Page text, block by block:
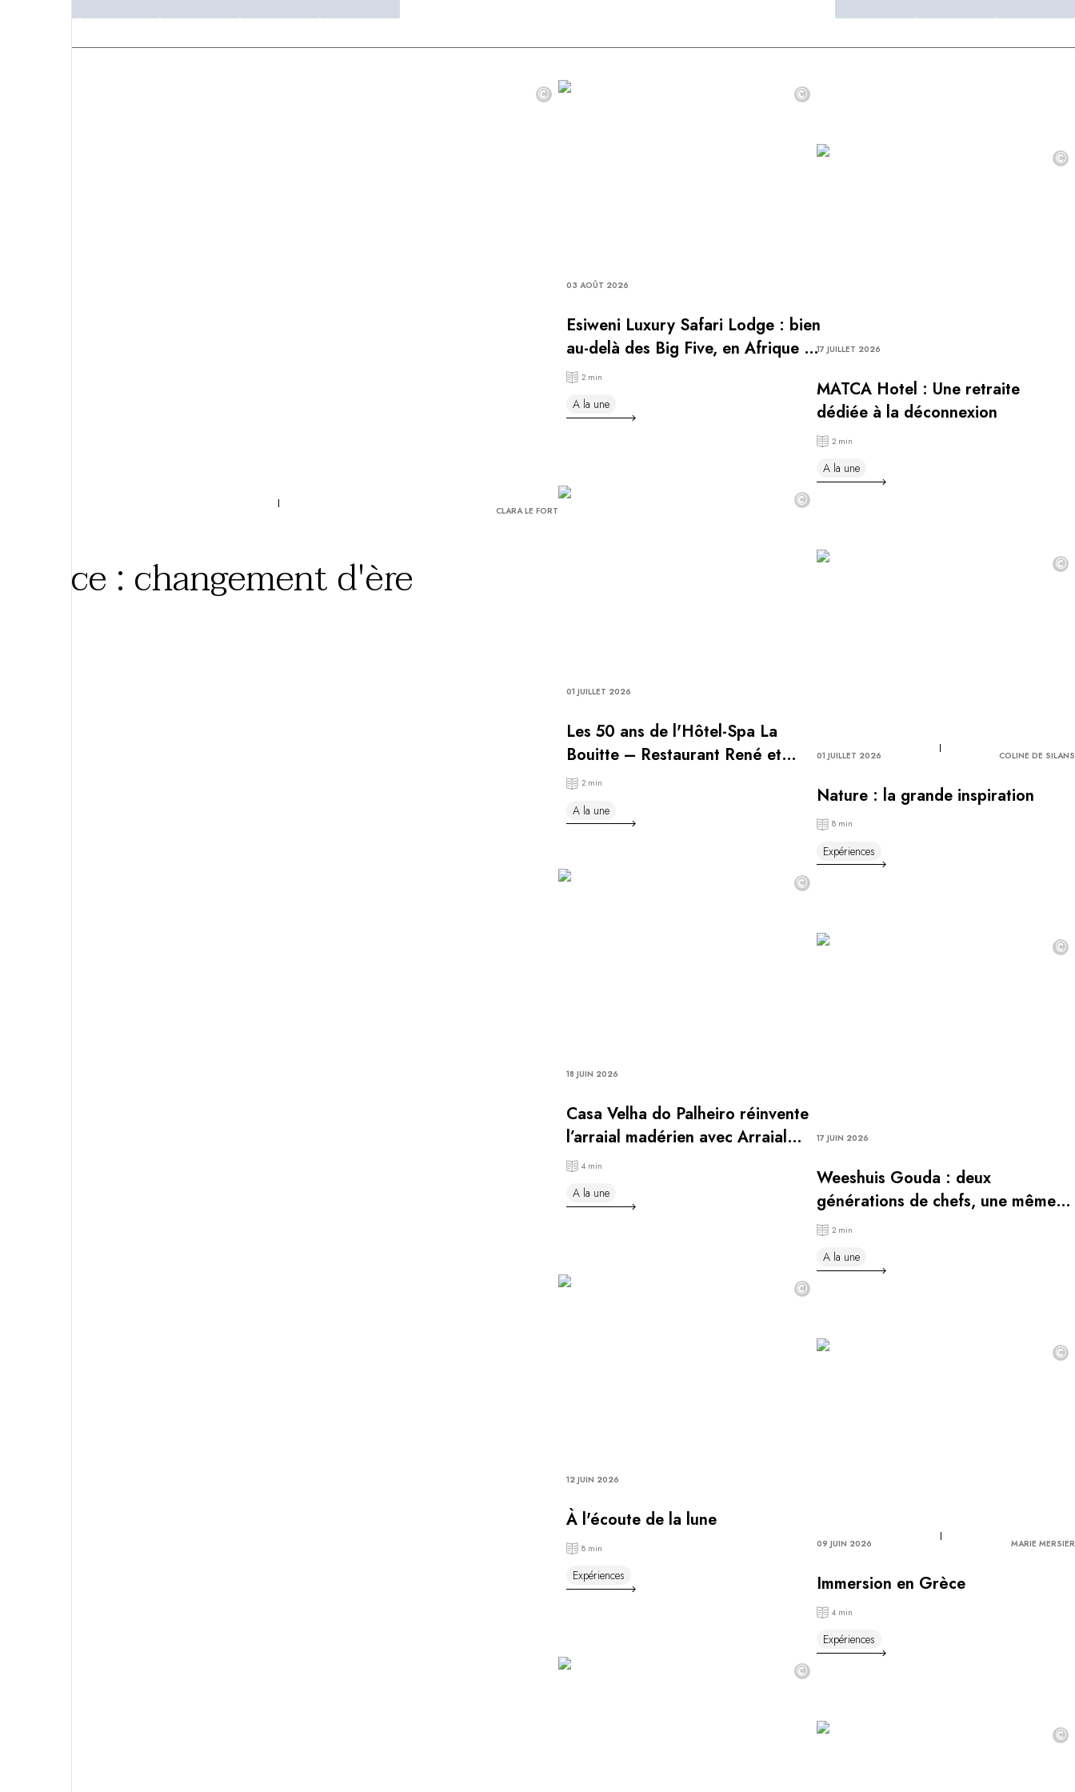
©
CLARA LE FORT
France : changement d'ère
©
03 AOÛT 2026
Esiweni Luxury Safari Lodge : bien
au-delà des Big Five, en Afrique du
Sud
2 min
A la une
©
17 JUILLET 2026
MATCA Hotel : Une retraite
dédiée à la déconnexion
2 min
A la une
©
01 JUILLET 2026
Les 50 ans de l'Hôtel-Spa La
Bouitte – Restaurant René et
Maxime Meilleur
2 min
A la une
©
01 JUILLET 2026 COLINE DE SILANS
Nature : la grande inspiration
8 min
Expériences
©
18 JUIN 2026
Casa Velha do Palheiro réinvente
l’arraial madérien avec Arraial
Gourmet 2026
4 min
A la une
©
17 JUIN 2026
Weeshuis Gouda : deux
générations de chefs, une même
vision
2 min
A la une
©
12 JUIN 2026
À l'écoute de la lune
8 min
Expériences
©
09 JUIN 2026 MARIE MERSIER
Immersion en Grèce
4 min
Expériences
©
©